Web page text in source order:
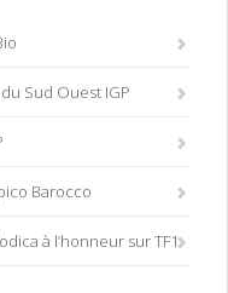
Sud Ouest IGP
Barocco
à l’honneur sur TF1